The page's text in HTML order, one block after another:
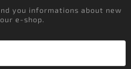
you informations about new
e-shop.